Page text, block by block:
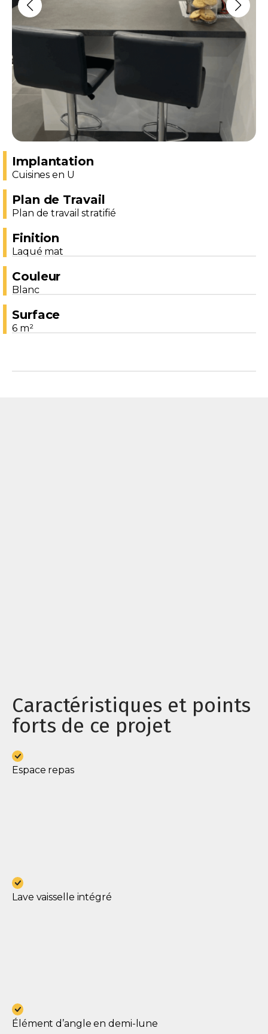
Implantation
Cuisines en U
Plan de Travail
Plan de travail stratifié
Finition
Laqué mat
Couleur
Blanc
Surface
6 m²
Caractéristiques et points
forts de ce projet
Espace repas
Lave vaisselle intégré
Élément d’angle en demi-lune